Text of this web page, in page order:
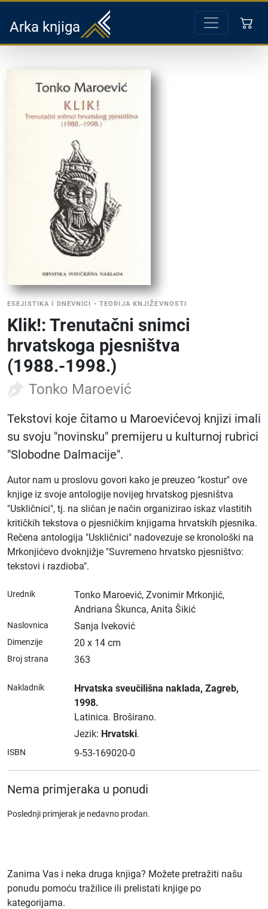
Arka knjiga
ESEJISTIKA I DNEVNICI • TEORIJA KNJIŽEVNOSTI
Klik!: Trenutačni snimci
hrvatskoga pjesništva
(1988.-1998.)
Tonko Maroević
Tekstovi koje čitamo u Maroevićevoj knjizi imali
su svoju "novinsku" premijeru u kulturnoj rubrici
"Slobodne Dalmacije".
Autor nam u proslovu govori kako je preuzeo "kostur" ove
knjige iz svoje antologije novijeg hrvatskog pjesništva
"Uskličnici", tj. na sličan je način organizirao iskaz vlastitih
kritičkih tekstova o pjesničkim knjigama hrvatskih pjesnika.
Rečena antologija "Uskličnici" nadovezuje se kronološki na
Mrkonjićevo dvoknjižje "Suvremeno hrvatsko pjesništvo:
tekstovi i razdioba".
Urednik
Tonko Maroević, Zvonimir Mrkonjić,
Andriana Škunca, Anita Šikić
Naslovnica Sanja Iveković
Dimenzije 20 x 14 cm
Broj strana 363
Nakladnik Hrvatska sveučilišna naklada, Zagreb,
1998.
Latinica. Broširano.
Jezik: Hrvatski.
ISBN 9-53-169020-0
Nema primjeraka u ponudi
Poslednji primjerak je nedavno prodan.
Zanima Vas i neka druga knjiga? Možete pretražiti našu
ponudu pomoću tražilice ili prelistati knjige po
kategorijama.